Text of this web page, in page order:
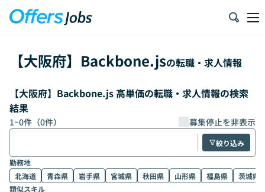
【大阪府】 Backbone.jsの転職・求人情報
【大阪府】Backbone.js 高単価の転職・求人情報の検索
結果
1~0件（0件） 募集停止を非表示
絞り込み
勤務地
北海道
青森県 岩手県 宮城県 秋田県 山形県 福島県
茨城県
類似スキル